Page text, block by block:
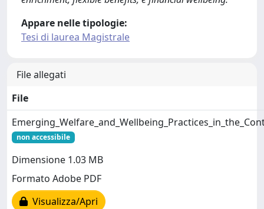
Appare nelle tipologie:
Tesi di laurea Magistrale
File allegati
File
non accessibile
Dimensione 1.03 MB
Formato Adobe PDF
Visualizza/Apri